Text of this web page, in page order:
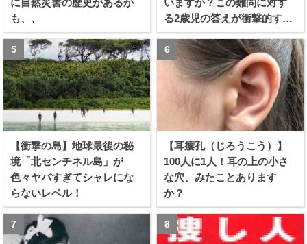
に自然災害の歴史があるか
も、、
いますか？この難問に対す
る2歳児の答えが衝撃的すぎ
る！！
【衝撃の島】地球最後の秘
境「北センチネル島」が
色々ヤバすぎてシャレにな
らないレベル！
【耳瘻孔（じろうこう）】
100人に1人！耳の上の小さ
な穴、みたことあります
か？